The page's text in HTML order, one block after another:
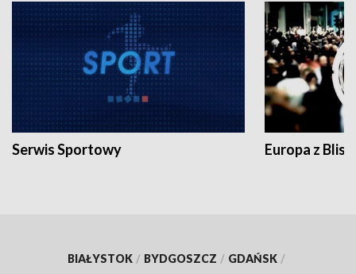
Serwis Sportowy Europa z
BIAŁYSTOK / BYDGOSZCZ / GDAŃSK /